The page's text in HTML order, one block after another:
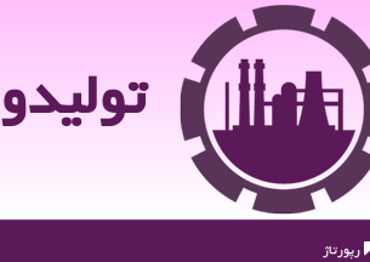
تولیدو
رپورتاژ